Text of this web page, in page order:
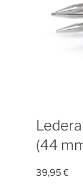
(44
39,95€